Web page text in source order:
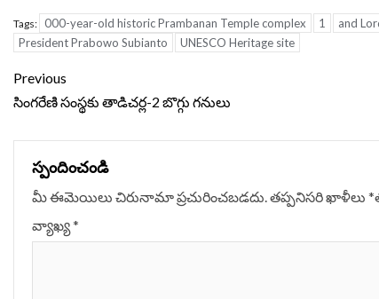
Tags: 000-year-old historic Prambanan Temple complex 1 and
President Prabowo Subianto
UNESCO Heritage site
Continue
Reading
Previous
సింగరేణి సంస్థకు తాడిచర్ల-2 బొగ్గు గనులు
స్పందించండి
మీ ఈమెయిలు చిరునామా ప్రచురించబడదు.తప్పనిసరి ఖాళీలు *
వ్యాఖ్య*